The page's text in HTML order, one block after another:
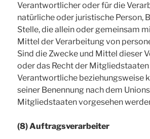
Verantwortlicher oder für die
natürliche oder juristische Person,
Stelle, die allein oder gemeinsam
Mittel der Verarbeitung von
Sind die Zwecke und Mittel dieser
oder das Recht der
Verantwortliche beziehungsweise
seiner Benennung nach dem
Mitgliedstaaten vorgesehen
(8) Auftragsverarbeiter